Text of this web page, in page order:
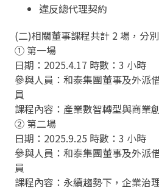
違反總代理契約
(二)相關董事課程共計 2 場，分別
① 第一場
日期：2025.4.17 時數：3 小時
參與人員：和泰集團董事及外派
員
課程內容：產業數智轉型與商業
② 第二場
日期：2025.9.25 時數：3 小時
參與人員：和泰集團董事及外派
員
課程內容：永續趨勢下，企業治